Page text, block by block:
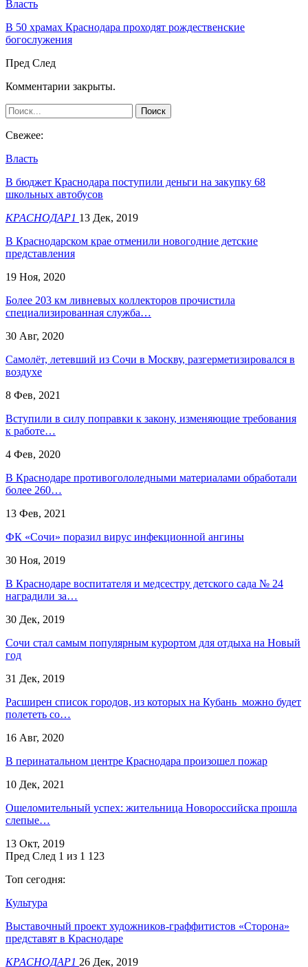
Власть
В 50 храмах Краснодара проходят рождественские
богослужения
Пред След
Комментарии закрыты.
Свежее:
Власть
В бюджет Краснодара поступили деньги на закупку 68
школьных автобусов
КРАСНОДАР1 13 Дек, 2019
В Краснодарском крае отменили новогодние детские
представления
19 Ноя, 2020
Более 203 км ливневых коллекторов прочистила
специализированная служба…
30 Авг, 2020
Самолёт, летевший из Сочи в Москву, разгерметизировался в
воздухе
8 Фев, 2021
Вступили в силу поправки к закону, изменяющие требования
к работе…
4 Фев, 2020
В Краснодаре противогололедными материалами обработали
более 260…
13 Фев, 2021
ФК «Сочи» поразил вирус инфекционной ангины
30 Ноя, 2019
В Краснодаре воспитателя и медсестру детского сада № 24
наградили за…
30 Дек, 2019
Сочи стал самым популярным курортом для отдыха на Новый
год
31 Дек, 2019
Расширен список городов, из которых на Кубань можно будет
полететь со…
16 Авг, 2020
В перинатальном центре Краснодара произошел пожар
10 Дек, 2021
Ошеломительный успех: жительница Новороссийска прошла
слепые…
13 Окт, 2019
Пред След 1 из 1 123
Топ сегодня:
Культура
Выставочный проект художников-граффитистов «Сторона»
представят в Краснодаре
КРАСНОДАР1 26 Дек, 2019